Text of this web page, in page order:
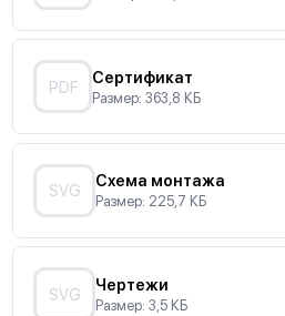
PDF
Сертификат
Размер: 363,8 КБ
SVG
Схема монтажа
Размер: 225,7 КБ
SVG
Чертежи
Размер: 3,5 КБ